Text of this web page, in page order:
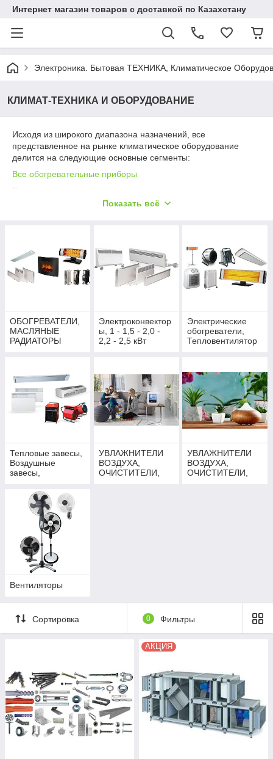
Интернет магазин товаров с доставкой по Казахстану
Электроника. Бытовая ТЕХНИКА, Климатическое
КЛИМАТ-ТЕХНИКА И ОБОРУДОВАНИЕ
Исходя из широкого диапазона назначений, все
представленное на рынке климатическое оборудование
делится на следующие основные сегменты:
Все обогревательные приборы
Конвекторы
Тепловентиляторы
Водонагреватели
Увлажнители, осушители и очистители воздуха
Кондиционеры/сплит системы
Аксессуары для климатической техники
В продаже представлена как техника промышленного
назначения, так и оборудование для бытового
использования.
Показать всё
ОБОГРЕВАТЕЛИ,
МАСЛЯНЫЕ
РАДИАТОРЫ
Электроконвектор
ы, 1 - 1,5 - 2,0 -
2,2 - 2,5 кВт
Электрические
обогреватели,
Тепловентилятор
Тепловые завесы,
Воздушные
завесы,
ы,Тепловые пушки
УВЛАЖНИТЕЛИ
ВОЗДУХА,
ОЧИСТИТЕЛИ,
УВЛАЖНИТЕЛИ
ВОЗДУХА,
ОЧИСТИТЕЛИ,
Вентиляторы
Сортировка 0 Фильтры
АКЦИЯ